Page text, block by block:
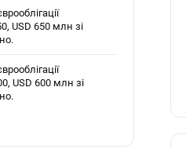
USD 650 млн зі
USD 600 млн зі